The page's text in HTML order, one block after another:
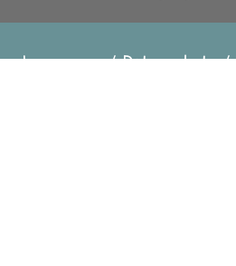
Impressum Datenschutz